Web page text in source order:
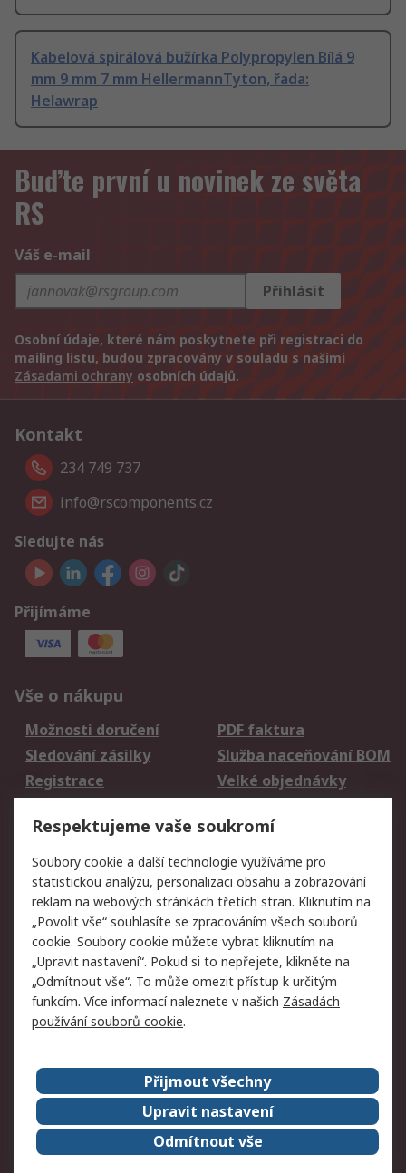
Kabelová spirálová bužírka Polypropylen Bílá 9
mm 9 mm 7 mm HellermannTyton, řada:
Helawrap
Buďte první u novinek ze světa
RS
Váš e-mail
Přihlásit
Osobní údaje, které nám poskytnete při registraci do
mailing listu, budou zpracovány v souladu s našimi
Zásadami ochrany osobních údajů.
Kontakt
234 749 737
info@rscomponents.cz
Sledujte nás
Přijímáme
Vše o nákupu
Možnosti doručení
PDF faktura
Sledování zásilky
Služba naceňování BOM
Registrace
Velké objednávky
Právní
Autorská práva
Obchodní podmínky
společnosti RS
Prohlášení o ochraně
údajů
Zabezpečení
elektronické pošty
Zásady pro soubory
cookie
Zásady ochrany
osobních údajů
Kontakt
O naší společnosti
RS Group
Kariéra
Ocenění
ESG
Respektujeme vaše soukromí
Soubory cookie a další technologie využíváme pro
statistickou analýzu, personalizaci obsahu a zobrazování
reklam na webových stránkách třetích stran. Kliknutím na
„Povolit vše“ souhlasíte se zpracováním všech souborů
cookie. Soubory cookie můžete vybrat kliknutím na
„Upravit nastavení“. Pokud si to nepřejete, klikněte na
„Odmítnout vše“. To může omezit přístup k určitým
funkcím. Více informací naleznete v našich Zásadách
používání souborů cookie.
Přijmout všechny
Upravit nastavení
Odmítnout vše